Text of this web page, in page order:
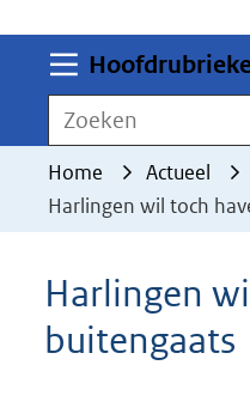
worden
toegestaan
geweigerd.
Zoeken
Home Actueel
Harlingen wil toch
Harlingen
buitengaats